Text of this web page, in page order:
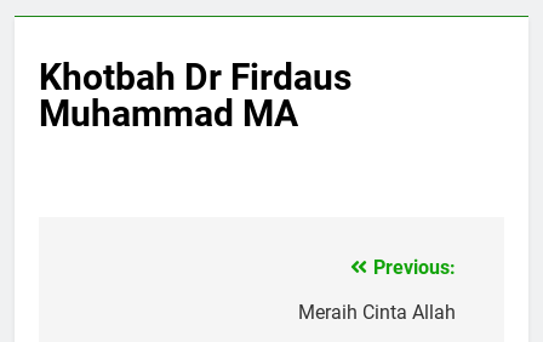
Khotbah Dr Firdaus
Muhammad MA
Previous:
Meraih Cinta Allah